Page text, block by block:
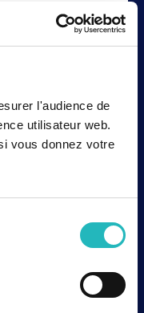
l'audience de
utilisateur web.
vous donnez votre
l’intégrité des
la traçabilité
aussi